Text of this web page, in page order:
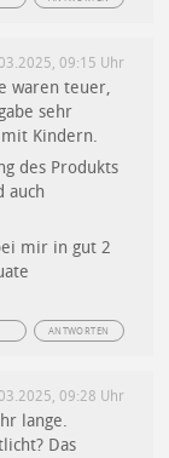
09:15 Uhr
waren teuer,
sehr
Kindern.
des Produkts
auch
mir in gut 2
ANTWORTEN
09:28 Uhr
lange.
Das